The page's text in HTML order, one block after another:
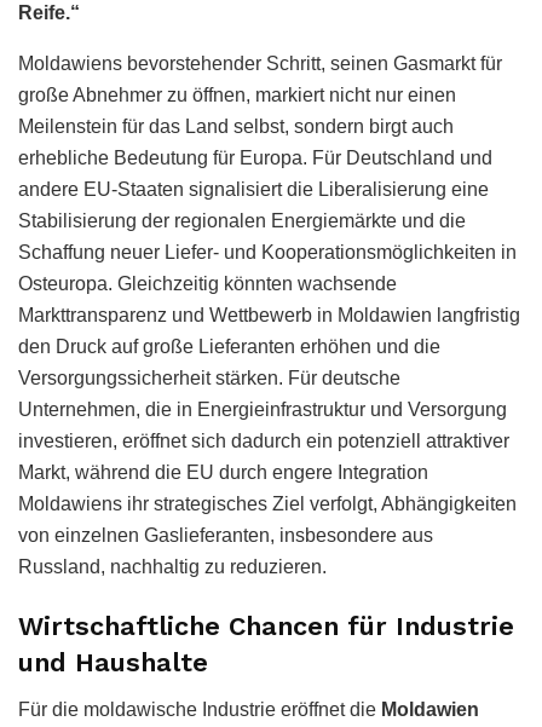
Reife.“
Moldawiens bevorstehender Schritt, seinen Gasmarkt für
große Abnehmer zu öffnen, markiert nicht nur einen
Meilenstein für das Land selbst, sondern birgt auch
erhebliche Bedeutung für Europa. Für Deutschland und
andere EU-Staaten signalisiert die Liberalisierung eine
Stabilisierung der regionalen Energiemärkte und die
Schaffung neuer Liefer- und Kooperationsmöglichkeiten in
Osteuropa. Gleichzeitig könnten wachsende
Markttransparenz und Wettbewerb in Moldawien langfristig
den Druck auf große Lieferanten erhöhen und die
Versorgungssicherheit stärken. Für deutsche
Unternehmen, die in Energieinfrastruktur und Versorgung
investieren, eröffnet sich dadurch ein potenziell attraktiver
Markt, während die EU durch engere Integration
Moldawiens ihr strategisches Ziel verfolgt, Abhängigkeiten
von einzelnen Gaslieferanten, insbesondere aus
Russland, nachhaltig zu reduzieren.
Wirtschaftliche Chancen für Industrie
und Haushalte
Für die moldawische Industrie eröffnet die Moldawien